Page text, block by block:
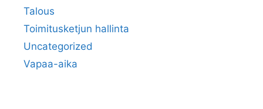
Talous
Toimitusketjun hallinta
Uncategorized
Vapaa-aika